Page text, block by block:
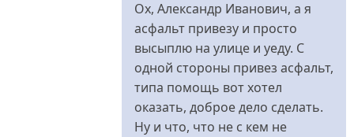
Ох, Александр Иванович, а я
асфальт привезу и просто
высыплю на улице и уеду. С
одной стороны привез асфальт,
типа помощь вот хотел
оказать, доброе дело сделать.
Ну и что, что не с кем не